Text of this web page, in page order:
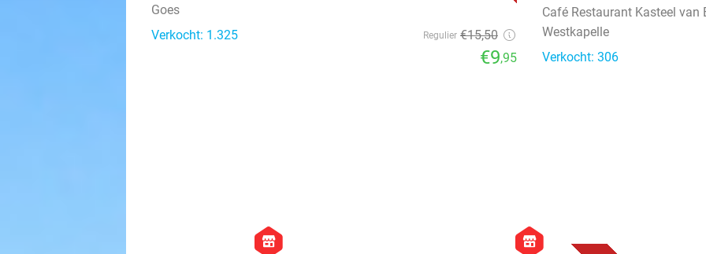
Goes
Verkocht: 1.325
Regulier €15,50
€9,95
Café Restaurant Kasteel van
Westkapelle
Verkocht: 306
hexagon
store hexagon
store